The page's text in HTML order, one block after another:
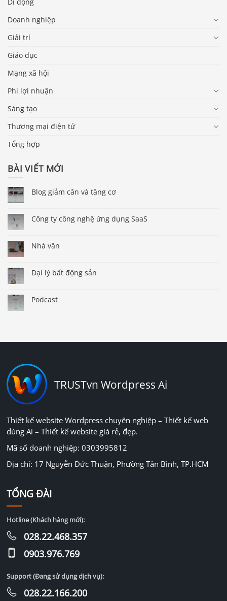
Doanh nghiệp
Giải trí
Giáo dục
Mạng xã hội
Phi lợi nhuận
Sáng tạo
Thương mại điện tử
Tổng hợp
BÀI VIẾT MỚI
Blog giảm cân và tăng cơ
Công ty công nghệ ứng dụng SaaS
Nhà văn
Đại lý bất động sản
Podcast
TRUSTvn Wordpress Ai
Thiết kế website Wordpress chuyên nghiệp – Thiết kế web
dùng Ai – Thiết kế website giá rẻ, đẹp.
Mã số doanh nghiệp: 0303995812
Địa chỉ: 17 Nguyễn Đức Thuận, Phường Tân Bình, TP.HCM
TỔNG ĐÀI
Hotline (Khách hàng mới):
028.22.468.357
0903.976.769
Support (Đang sử dụng dịch vụ):
028.22.166.200